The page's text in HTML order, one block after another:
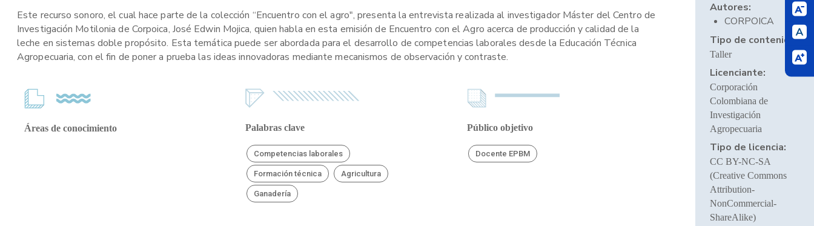
Este recurso sonoro, el cual hace parte de la colección “Encuentro con el agro", presenta la entrevista realizada al investigador Máster del Centro de
Investigación Motilonia de Corpoica, José Edwin Mojica, quien habla en esta emisión de Encuentro con el Agro acerca de producción y calidad de la
leche en sistemas doble propósito. Esta temática puede ser abordada para el desarrollo de competencias laborales desde la Educación Técnica
Agropecuaria, con el fin de poner a prueba las ideas innovadoras mediante mecanismos de observación y contraste.
Áreas de conocimiento Palabras clave
Competencias laborales
Formación técnica Agricultura
Ganadería
Público objetivo
Docente EPBM
Autores:
CORPOICA
Tipo de contenido:
Taller
Licenciante:
Corporación
Colombiana de
Investigación
Agropecuaria
Tipo de licencia:
CC BY-NC-SA
(Creative Commons
Attribution-
NonCommercial-
ShareAlike)